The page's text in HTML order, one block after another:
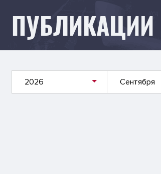
ПУБЛИКАЦИИ
Публикации
2026 Сентября